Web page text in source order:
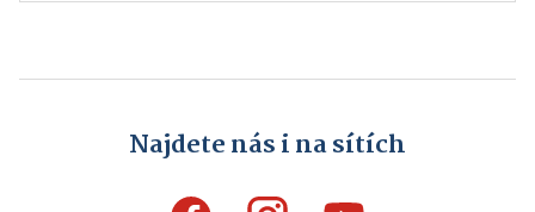
Najdete nás i na sítích